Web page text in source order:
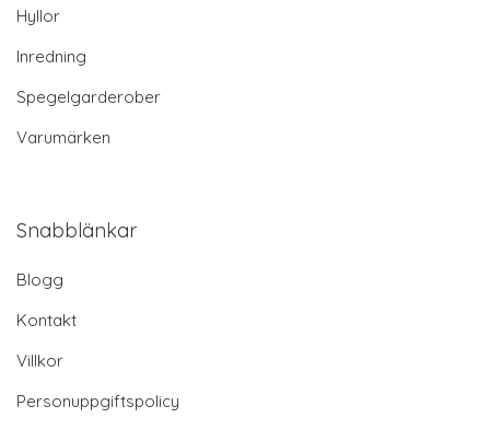
Hyllor
Inredning
Spegelgarderober
Varumärken
Snabblänkar
Blogg
Kontakt
Villkor
Personuppgiftspolicy